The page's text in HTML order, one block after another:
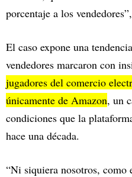
porcentaje a los
El caso expone una
vendedores marcaron con
jugadores del comercio
únicamente de Amazon, un
condiciones que la
hace una década.
“Ni siquiera nosotros, como